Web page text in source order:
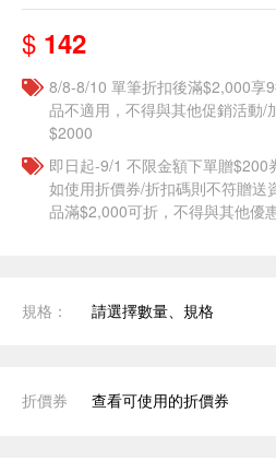
$ 142
8/8-8/10 單筆折扣後滿$2,000享
品不適用，不得與其他促銷活動/
$2000
即日起-9/1 不限金額下單贈
如使用折價券/折扣碼則不符贈送
品滿$2,000可折，不得與其他優
規格： 請選擇數量、規格
折價券 查看可使用的折價券